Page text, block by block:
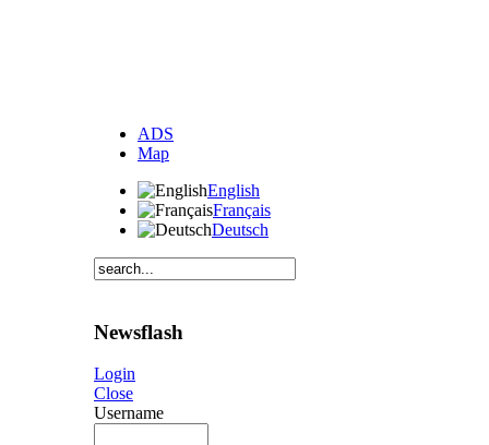
ADS
Map
English
Français
Deutsch
Newsflash
Login
Close
Username